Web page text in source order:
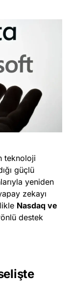
teknoloji
güçlü
yeniden
zekayı
Nasdaq ve
destek